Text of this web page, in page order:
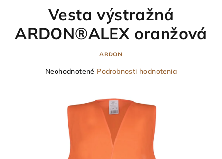
Vesta výstražná
ARDON®ALEX oranžová
ARDON
Priemerné
hviezdičiek.
Neohodnotené Podrobnosti hodnotenia